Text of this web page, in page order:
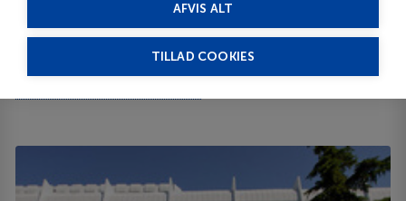
AFVIS ALT
TILLAD COOKIES
Varna / Black Sea Resorts